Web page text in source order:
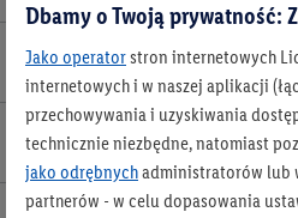
Dbamy o Twoją prywatność:
Jako operatorstron internetowych
internetowych i w naszej aplikacji
przechowywania i uzyskiwania
technicznie niezbędne, natomiast
jako odrębnychadministratorów lub
partnerów - w celu dopasowania